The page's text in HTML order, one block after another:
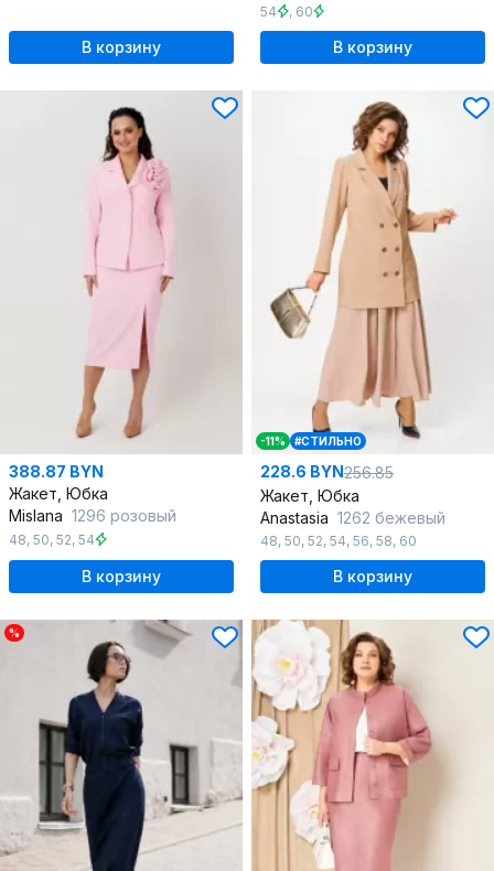
В корзину
54 , 60
В корзину
388.87 BYN
Жакет, Юбка
Mislana 1296 розовый
48, 50, 52, 54
В корзину
-11% #СТИЛЬНО
228.6 BYN256.85
Жакет, Юбка
Anastasia 1262 бежевый
48, 50, 52, 54, 56, 58, 60
В корзину
%